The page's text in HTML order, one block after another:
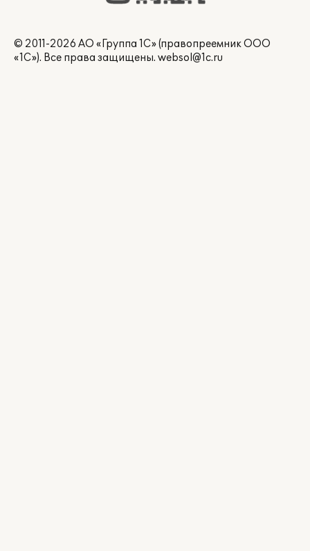
© 2011-2026 АО «Группа 1С» (правопреемник ООО
«1С»). Все права защищены. websol@1c.ru